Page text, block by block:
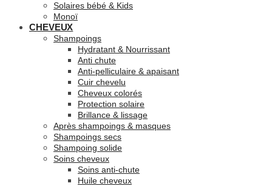
Solaires bébé & Kids
Monoï
CHEVEUX
Shampoings
Hydratant & Nourrissant
Anti chute
Anti-pelliculaire & apaisant
Cuir chevelu
Cheveux colorés
Protection solaire
Brillance & lissage
Après shampoings & masques
Shampoings secs
Shampoing solide
Soins cheveux
Soins anti-chute
Huile cheveux